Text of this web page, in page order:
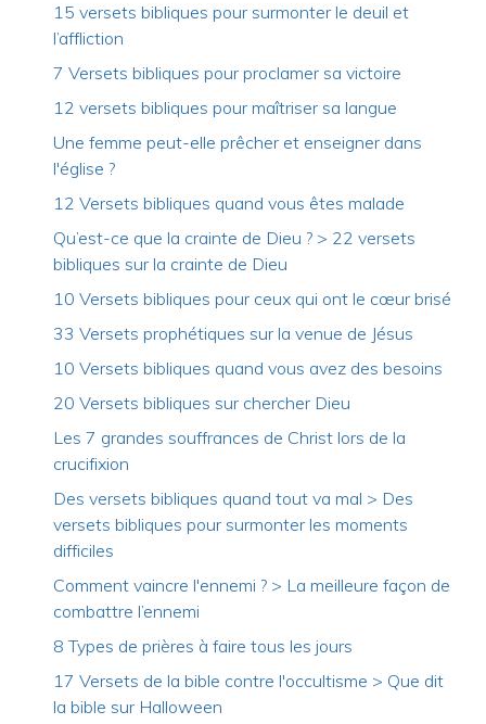
15 versets bibliques pour surmonter le deuil et
l’affliction
7 Versets bibliques pour proclamer sa victoire
12 versets bibliques pour maîtriser sa langue
Une femme peut-elle prêcher et enseigner dans
l'église ?
12 Versets bibliques quand vous êtes malade
Qu’est-ce que la crainte de Dieu ? > 22 versets
bibliques sur la crainte de Dieu
10 Versets bibliques pour ceux qui ont le cœur brisé
33 Versets prophétiques sur la venue de Jésus
10 Versets bibliques quand vous avez des besoins
20 Versets bibliques sur chercher Dieu
Les 7 grandes souffrances de Christ lors de la
crucifixion
Des versets bibliques quand tout va mal > Des
versets bibliques pour surmonter les moments
difficiles
Comment vaincre l'ennemi ? > La meilleure façon de
combattre l’ennemi
8 Types de prières à faire tous les jours
17 Versets de la bible contre l'occultisme > Que dit
la bible sur Halloween